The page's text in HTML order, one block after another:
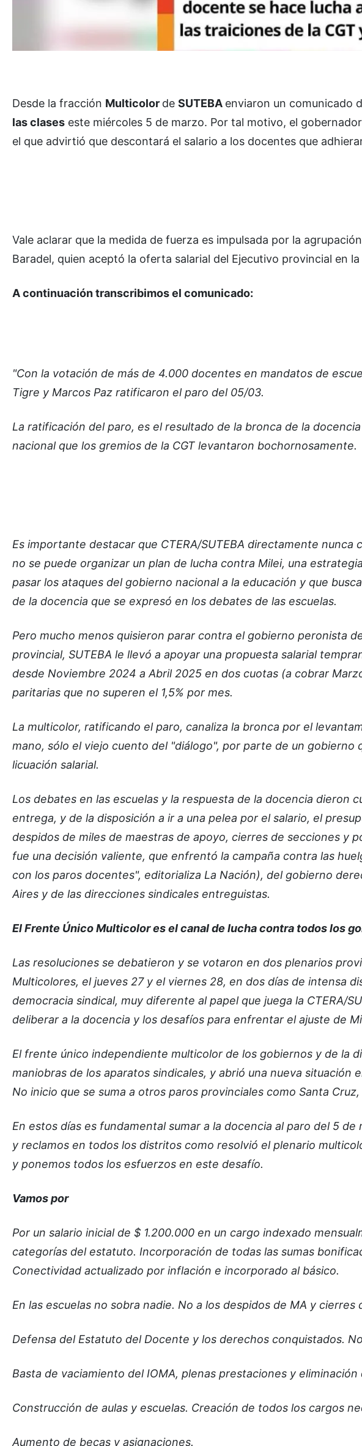
Desde la fracción Multicolor de SUTEBA enviaron un comunicado
las clases este miércoles 5 de marzo. Por tal motivo, el
el que advirtió que descontará el salario a los docentes que
Vale aclarar que la medida de fuerza es impulsada por la
Baradel, quien aceptó la oferta salarial del Ejecutivo provincial en
A continuación transcribimos el comunicado:
"Con la votación de más de 4.000 docentes en mandatos de
Tigre y Marcos Paz ratificaron el paro del 05/03.
La ratificación del paro, es el resultado de la bronca de la
nacional que los gremios de la CGT levantaron bochornosamente.
Es importante destacar que CTERA/SUTEBA directamente
no se puede organizar un plan de lucha contra Milei, una
pasar los ataques del gobierno nacional a la educación y que
de la docencia que se expresó en los debates de las escuelas.
Pero mucho menos quisieron parar contra el gobierno peronista
provincial, SUTEBA le llevó a apoyar una propuesta salarial
desde Noviembre 2024 a Abril 2025 en dos cuotas (a cobrar
paritarias que no superen el 1,5% por mes.
La multicolor, ratificando el paro, canaliza la bronca por el
mano, sólo el viejo cuento del "diálogo", por parte de un gobierno
licuación salarial.
Los debates en las escuelas y la respuesta de la docencia dieron
entrega, y de la disposición a ir a una pelea por el salario, el
despidos de miles de maestras de apoyo, cierres de secciones y
fue una decisión valiente, que enfrentó la campaña contra las
con los paros docentes", editorializa La Nación), del gobierno
Aires y de las direcciones sindicales entreguistas.
El Frente Único Multicolor es el canal de lucha contra todos los
Las resoluciones se debatieron y se votaron en dos plenarios
Multicolores, el jueves 27 y el viernes 28, en dos días de intensa
democracia sindical, muy diferente al papel que juega la CTERA/
deliberar a la docencia y los desafíos para enfrentar el ajuste de
El frente único independiente multicolor de los gobiernos y de la
maniobras de los aparatos sindicales, y abrió una nueva situación
No inicio que se suma a otros paros provinciales como Santa
En estos días es fundamental sumar a la docencia al paro del 5
y reclamos en todos los distritos como resolvió el plenario
y ponemos todos los esfuerzos en este desafío.
Vamos por
Por un salario inicial de $ 1.200.000 en un cargo indexado
categorías del estatuto. Incorporación de todas las sumas
Conectividad actualizado por inflación e incorporado al básico.
En las escuelas no sobra nadie. No a los despidos de MA y cierres
Defensa del Estatuto del Docente y los derechos conquistados.
Basta de vaciamiento del IOMA, plenas prestaciones y eliminación
Construcción de aulas y escuelas. Creación de todos los cargos
Aumento de becas y asignaciones.